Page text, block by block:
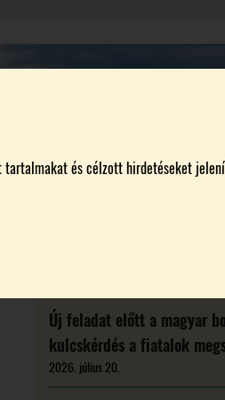
tartalmakat és célzott hirdetéseket
2026 KI KICSODA
Új feladat előtt a magyar
kulcskérdés a fiatalok
2026. július 20.